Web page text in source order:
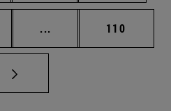
... Páginas intermedias
Página
110